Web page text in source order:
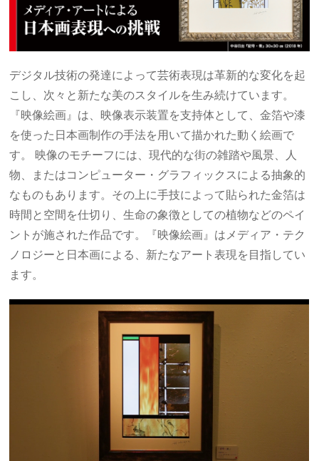
デジタル技術の発達によって芸術表現は革新的な変化を起
こし、次々と新たな美のスタイルを生み続けています。
『映像絵画』は、映像表示装置を支持体として、金箔や漆
を使った日本画制作の手法を用いて描かれた動く絵画で
す。 映像のモチーフには、現代的な街の雑踏や風景、人
物、またはコンピューター・グラフィックスによる抽象的
なものもあります。その上に手技によって貼られた金箔は
時間と空間を仕切り、生命の象徴としての植物などのペイ
ントが施された作品です。『映像絵画』はメディア・テク
ノロジーと日本画による、新たなアート表現を目指してい
ます。